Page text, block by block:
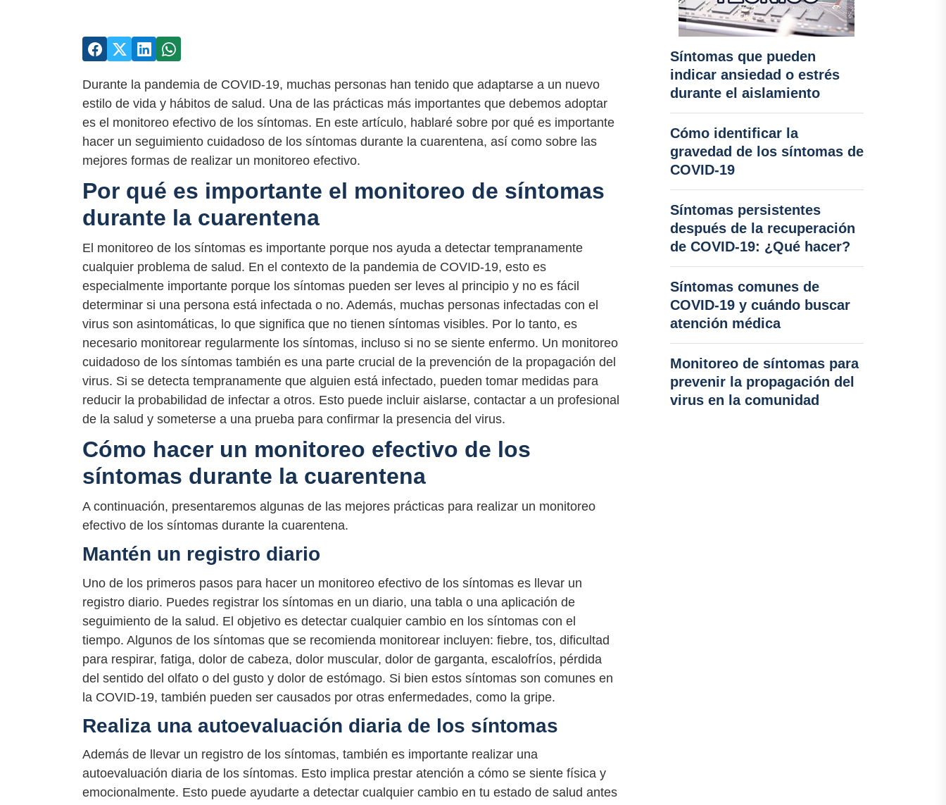
Durante la pandemia de COVID-19, muchas personas han tenido que adaptarse a un nuevo
estilo de vida y hábitos de salud. Una de las prácticas más importantes que debemos adoptar
es el monitoreo efectivo de los síntomas. En este artículo, hablaré sobre por qué es importante
hacer un seguimiento cuidadoso de los síntomas durante la cuarentena, así como sobre las
mejores formas de realizar un monitoreo efectivo.
Por qué es importante el monitoreo de síntomas
durante la cuarentena
El monitoreo de los síntomas es importante porque nos ayuda a detectar tempranamente
cualquier problema de salud. En el contexto de la pandemia de COVID-19, esto es
especialmente importante porque los síntomas pueden ser leves al principio y no es fácil
determinar si una persona está infectada o no. Además, muchas personas infectadas con el
virus son asintomáticas, lo que significa que no tienen síntomas visibles. Por lo tanto, es
necesario monitorear regularmente los síntomas, incluso si no se siente enfermo. Un monitoreo
cuidadoso de los síntomas también es una parte crucial de la prevención de la propagación del
virus. Si se detecta tempranamente que alguien está infectado, pueden tomar medidas para
reducir la probabilidad de infectar a otros. Esto puede incluir aislarse, contactar a un profesional
de la salud y someterse a una prueba para confirmar la presencia del virus.
Cómo hacer un monitoreo efectivo de los
síntomas durante la cuarentena
A continuación, presentaremos algunas de las mejores prácticas para realizar un monitoreo
efectivo de los síntomas durante la cuarentena.
Mantén un registro diario
Uno de los primeros pasos para hacer un monitoreo efectivo de los síntomas es llevar un
registro diario. Puedes registrar los síntomas en un diario, una tabla o una aplicación de
seguimiento de la salud. El objetivo es detectar cualquier cambio en los síntomas con el
tiempo. Algunos de los síntomas que se recomienda monitorear incluyen: fiebre, tos, dificultad
para respirar, fatiga, dolor de cabeza, dolor muscular, dolor de garganta, escalofríos, pérdida
del sentido del olfato o del gusto y dolor de estómago. Si bien estos síntomas son comunes en
la COVID-19, también pueden ser causados por otras enfermedades, como la gripe.
Realiza una autoevaluación diaria de los síntomas
Además de llevar un registro de los síntomas, también es importante realizar una
autoevaluación diaria de los síntomas. Esto implica prestar atención a cómo se siente física y
emocionalmente. Esto puede ayudarte a detectar cualquier cambio en tu estado de salud antes
Síntomas que pueden
indicar ansiedad o estrés
durante el aislamiento
Cómo identificar la
gravedad de los síntomas de
COVID-19
Síntomas persistentes
después de la recuperación
de COVID-19: ¿Qué hacer?
Síntomas comunes de
COVID-19 y cuándo buscar
atención médica
Monitoreo de síntomas para
prevenir la propagación del
virus en la comunidad